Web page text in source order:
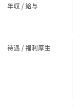
年収 / 給与
待遇 / 福利厚生